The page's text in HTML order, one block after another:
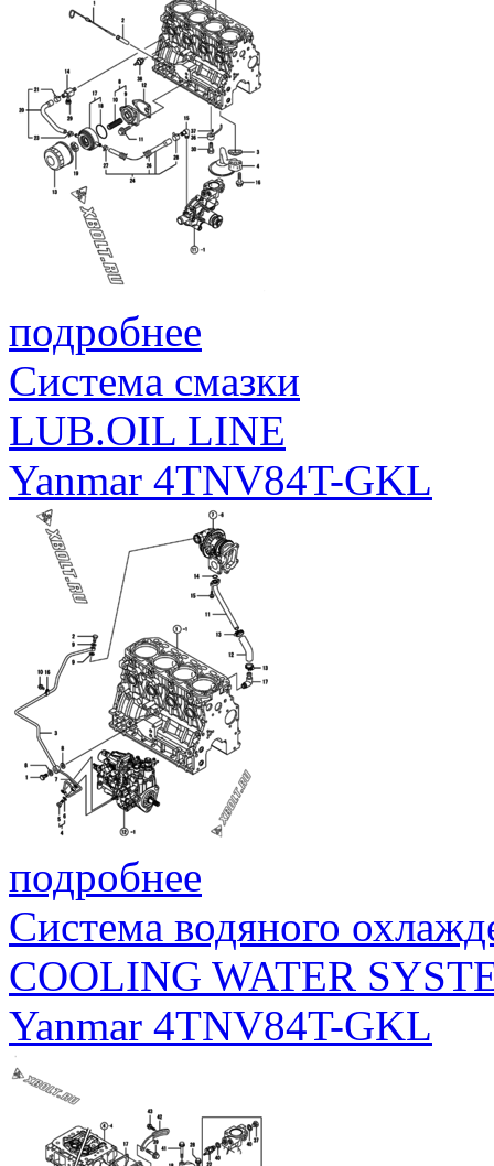
подробнее
Система смазки
LUB.OIL LINE
Yanmar 4TNV84T-GKL
подробнее
Система водяного
COOLING WATER
Yanmar 4TNV84T-GKL